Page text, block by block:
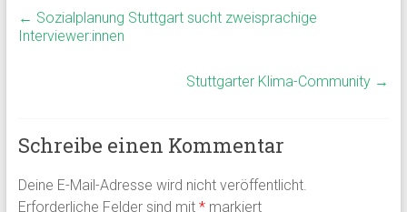
← Sozialplanung Stuttgart sucht zweisprachige
Interviewer:innen
Stuttgarter Klima-Community →
Schreibe einen Kommentar
Deine E-Mail-Adresse wird nicht veröffentlicht.
Erforderliche Felder sind mit *markiert